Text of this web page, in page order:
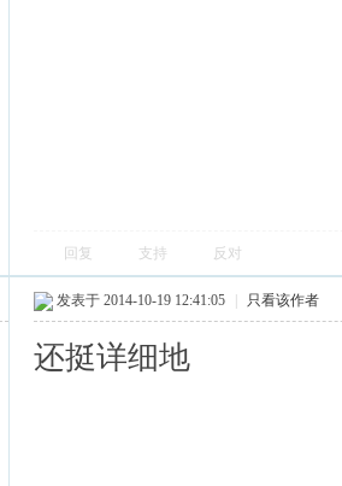
回复 支持 反对
发表于 2014-10-19 12:41:05 只看该作者
还挺详细地